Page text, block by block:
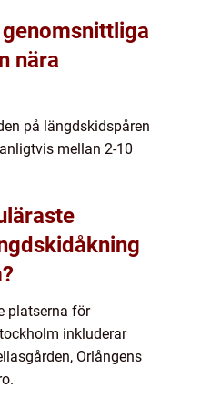
nära
på längdskidspåren
mellan 2-10
platserna för
inkluderar
Orlångens